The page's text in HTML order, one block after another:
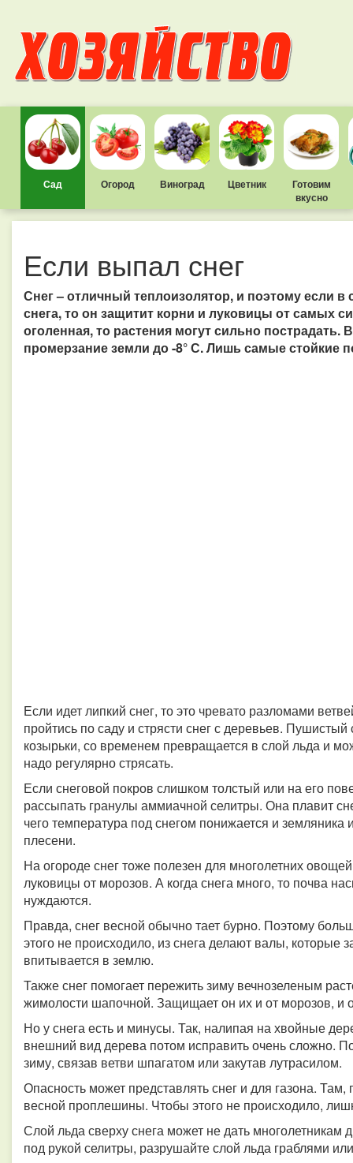
Сад Огород Виноград Цветник
Готовим
вкусно
Если выпал снег
Снег – отличный теплоизолятор, и поэтому если в
снега, то он защитит корни и луковицы от самых
оголенная, то растения могут сильно
промерзание земли до -8° С. Лишь самые стойкие
Если идет липкий снег, то это чревато разломами
пройтись по саду и стрясти снег с деревьев.
козырьки, со временем превращается в слой льда и
надо регулярно стрясать.
Если снеговой покров слишком толстый или на его
рассыпать гранулы аммиачной селитры. Она плавит
чего температура под снегом понижается и земляника
плесени.
На огороде снег тоже полезен для многолетних
луковицы от морозов. А когда снега много, то почва
нуждаются.
Правда, снег весной обычно тает бурно. Поэтому
этого не происходило, из снега делают валы,
впитывается в землю.
Также снег помогает пережить зиму вечнозеленым
жимолости шапочной. Защищает он их и от морозов, и
Но у снега есть и минусы. Так, налипая на хвойные
внешний вид дерева потом исправить очень сложно.
зиму, связав ветви шпагатом или закутав лутрасилом.
Опасность может представлять снег и для газона.
весной проплешины. Чтобы этого не происходило,
Слой льда сверху снега может не дать
под рукой селитры, разрушайте слой льда граблями